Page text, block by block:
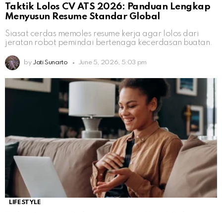
Taktik Lolos CV ATS 2026: Panduan Lengkap
Menyusun Resume Standar Global
Siasat cerdas memoles resume kerja agar lolos dari
jeratan robot pemindai bertenaga kecerdasan buatan.
by Jati Sunarto June 5, 2026, 5:03 pm
LIFESTYLE